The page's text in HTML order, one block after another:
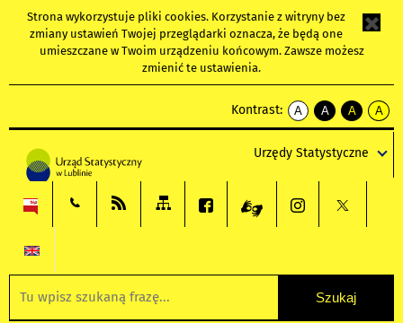
Strona wykorzystuje pliki cookies. Korzystanie z witryny bez
zmiany ustawień Twojej przeglądarki oznacza, że będą one
umieszczane w Twoim urządzeniu końcowym. Zawsze możesz
zmienić te ustawienia.
Kontrast:
A
kontrast
A
kontrast
tekst
czarnym
A
kontrast
tekst
czarnym
A
tekst
żółtym
Urzędy Statystyczne